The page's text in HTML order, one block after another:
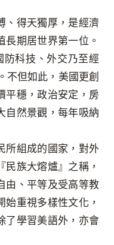
、得天獨厚，是經濟
長期居世界第一位。
防科技、外交乃至經
不但如此，美國更創
平穩，政治安定，房
自然景觀，每年吸納
所組成的國家，對外
族大熔爐』之稱，
由、平等及受高等教
重視多樣性文化，
了學習美語外，亦會